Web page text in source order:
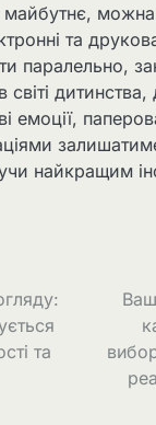
можна
та
паралельно,
світі
емоції,
найкращим
та